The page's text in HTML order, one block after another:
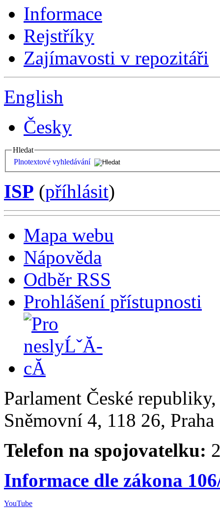
Informace
Rejstříky
Zajímavosti v repozitáři
English
Česky
Hledat
Plnotextové vyhledávání
ISP (příhlásit)
Mapa webu
Nápověda
Odběr RSS
Prohlášení přístupnosti
Parlament České
Sněmovní 4, 118 26,
Telefon na spojovatelku:
Informace dle zákona
YouTube